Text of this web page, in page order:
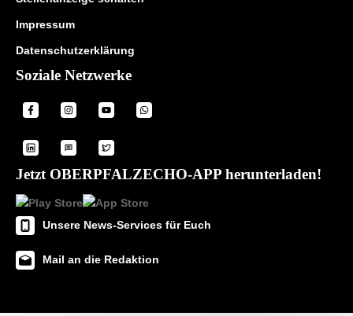
Impressum
Datenschutzerklärung
Soziale Netzwerke
Jetzt OBERPFALZECHO-APP herunterladen!
Unsere News-Services für Euch
Mail an die Redaktion